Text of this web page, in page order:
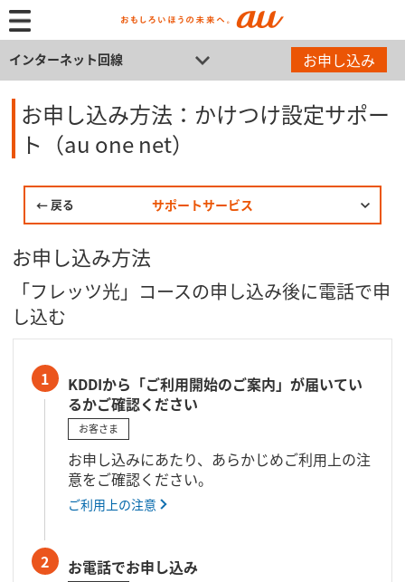
インターネット回線 お申し込み
お申し込み方法：かけつけ設定サポー
ト（au one net）
戻る サポートサービス
お申し込み方法
「フレッツ光」コースの申し込み後に電話で申
し込む
1
KDDIから「ご利用開始のご案内」が届いてい
るかご確認ください
お客さま
お申し込みにあたり、あらかじめご利用上の注
意をご確認ください。
ご利用上の注意
2 お電話でお申し込み